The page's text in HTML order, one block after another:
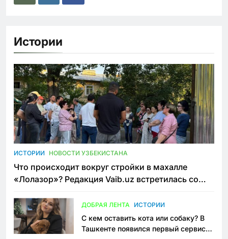
Истории
ИСТОРИИ НОВОСТИ УЗБЕКИСТАНА
Что происходит вокруг стройки в махалле
«Лолазор»? Редакция Vaib.uz встретилась со
ДОБРАЯ ЛЕНТА ИСТОРИИ
С кем оставить кота или собаку? В
Ташкенте появился первый сервис